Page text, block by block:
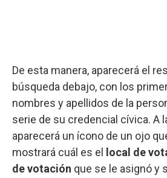
De esta manera, aparecerá el
búsqueda debajo, con los
nombres y apellidos de la
serie de su credencial cívica. A
aparecerá un ícono de un ojo
mostrará cuál es el
local de
de votación que se le asignó y